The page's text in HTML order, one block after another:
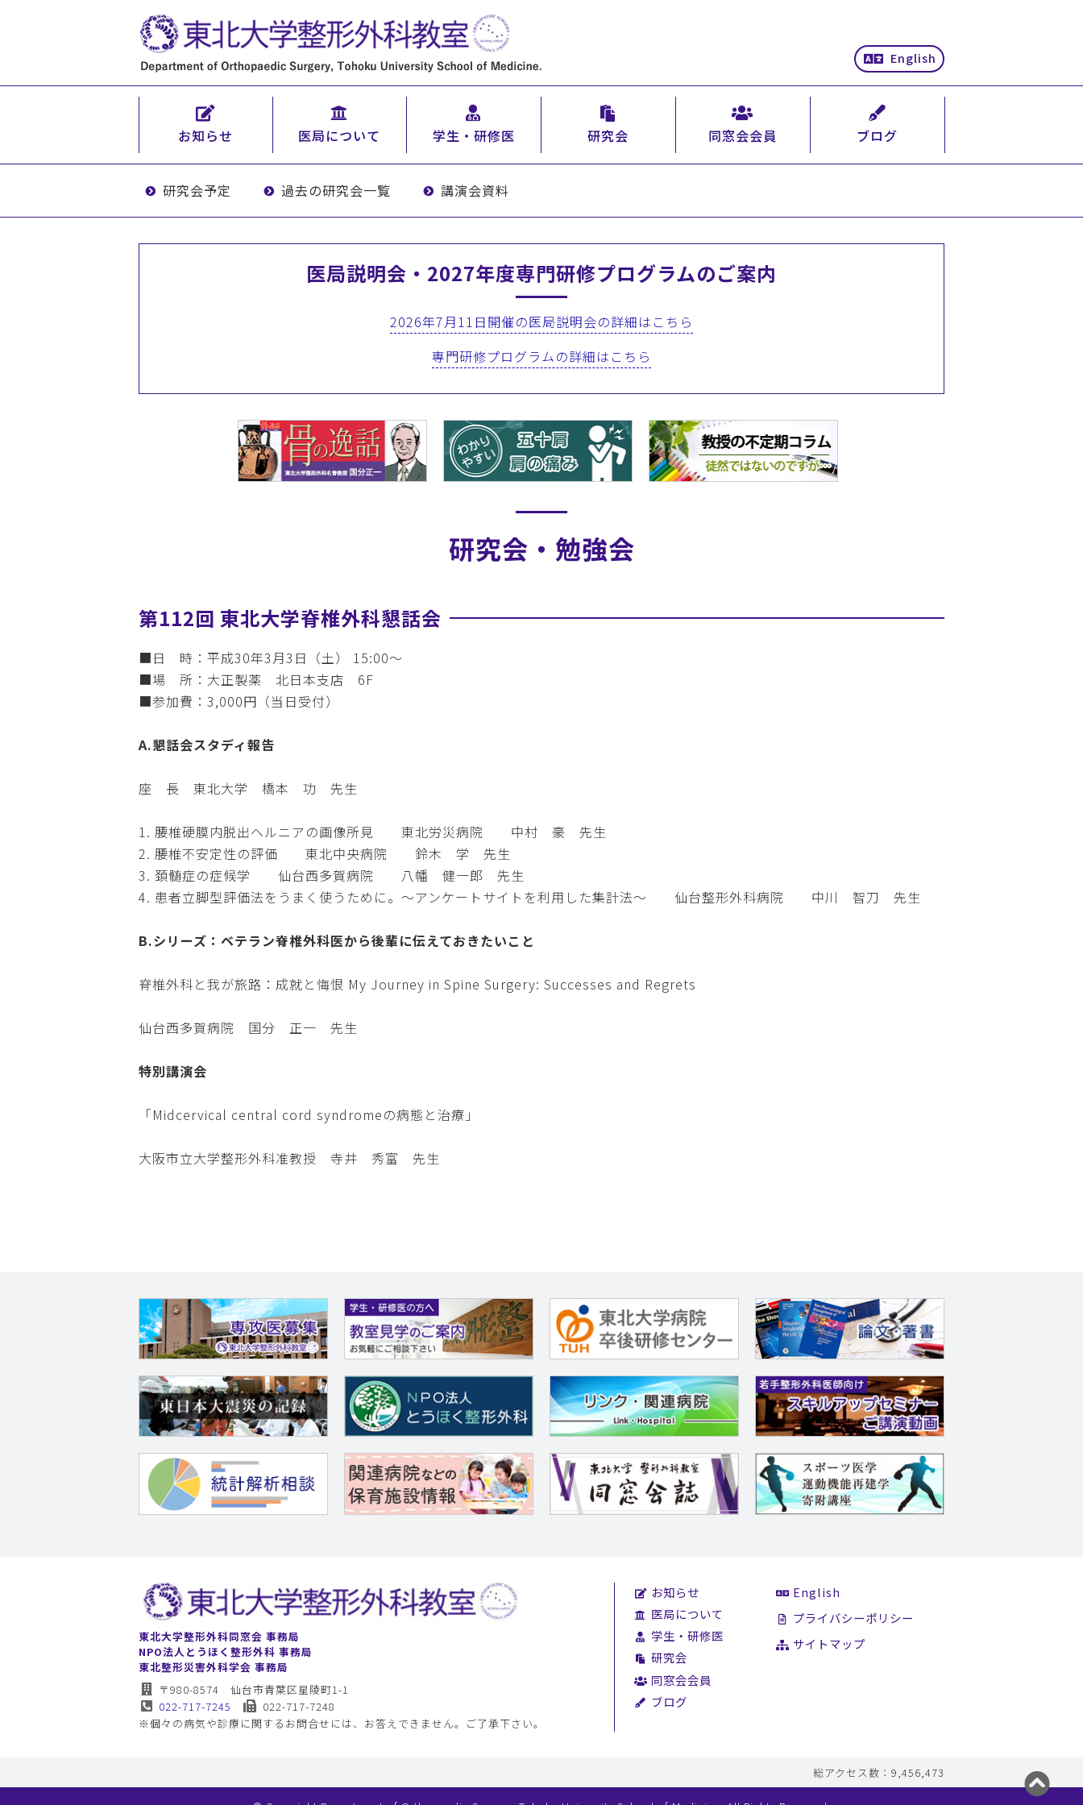
English
お知らせ 医局について 学生・研修医 研究会 同窓会会員 ブログ
研究会予定 過去の研究会一覧 講演会資料
医局説明会・2027年度専門研修プログラムのご案内
2026年7月11日開催の医局説明会の詳細はこちら
専門研修プログラムの詳細はこちら
研究会・勉強会
第112回 東北大学脊椎外科懇話会
■日 時：平成30年3月3日（土） 15:00～
■場 所：大正製薬 北日本支店 6F
■参加費：3,000円（当日受付）
A.懇話会スタディ報告
座 長 東北大学 橋本 功 先生
1. 腰椎硬膜内脱出ヘルニアの画像所見 東北労災病院 中村 豪 先生
2. 腰椎不安定性の評価 東北中央病院 鈴木 学 先生
3. 頚髄症の症候学 仙台西多賀病院 八幡 健一郎 先生
4. 患者立脚型評価法をうまく使うために。～アンケートサイトを利用した集計法～ 仙台整形外科病院 中川 智刀 先生
B.シリーズ：ベテラン脊椎外科医から後輩に伝えておきたいこと
脊椎外科と我が旅路：成就と悔恨 My Journey in Spine Surgery: Successes and Regrets
仙台西多賀病院 国分 正一 先生
特別講演会
「Midcervical central cord syndromeの病態と治療」
大阪市立大学整形外科准教授 寺井 秀富 先生
東北大学整形外科同窓会 事務局
NPO法人とうほく整形外科 事務局
東北整形災害外科学会 事務局
〒980-8574 仙台市青葉区星陵町1-1
022-717-7245
022-717-7248
※個々の病気や診療に関するお問合せには、お答えできません。ご了承下さい。
お知らせ
医局について
学生・研修医
研究会
同窓会会員
ブログ
English
プライバシーポリシー
サイトマップ
総アクセス数：9,456,473